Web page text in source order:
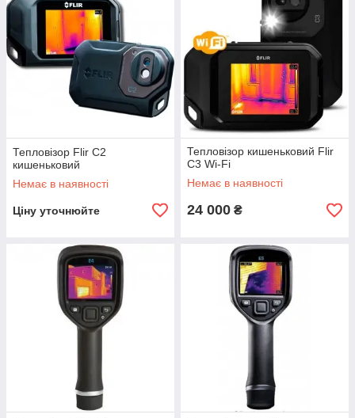
Тепловізор Flir C2
кишеньковий
Немає в наявності
Ціну уточнюйте
Тепловізор кишеньковий Flir
C3 Wi-Fi
Немає в наявності
24 000 ₴